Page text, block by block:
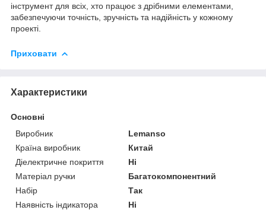
інструмент для всіх, хто працює з дрібними елементами,
забезпечуючи точність, зручність та надійність у кожному
проекті.
Приховати
Характеристики
Основні
Виробник
Lemanso
Країна виробник
Китай
Діелектричне покриття
Ні
Матеріал ручки
Багатокомпонентний
Набір
Так
Наявність індикатора
Ні